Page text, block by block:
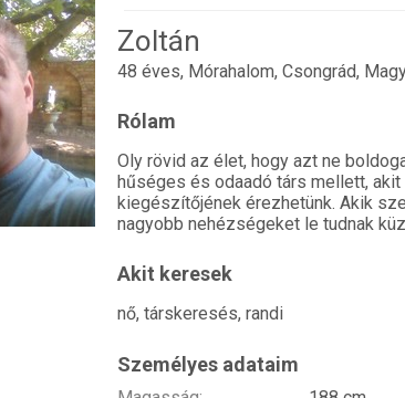
Zoltán
48 éves, Mórahalom, Csongrád,
Rólam
Oly rövid az élet, hogy azt ne
hűséges és odaadó társ mellett,
kiegészítőjének érezhetünk. Akik
nagyobb nehézségeket le tudnak
Akit keresek
nő, társkeresés, randi
Személyes adataim